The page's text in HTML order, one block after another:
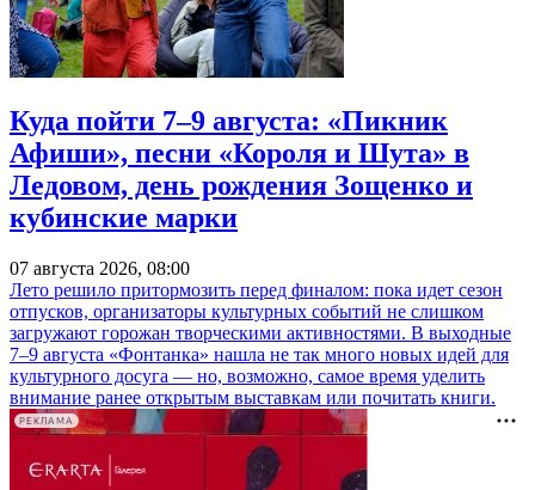
Куда пойти 7–9 августа: «Пикник
Афиши», песни «Короля и Шута» в
Ледовом, день рождения Зощенко и
кубинские марки
07 августа 2026, 08:00
Лето решило притормозить перед финалом: пока идет сезон
отпусков, организаторы культурных событий не слишком
загружают горожан творческими активностями. В выходные
7–9 августа «Фонтанка» нашла не так много новых идей для
культурного досуга — но, возможно, самое время уделить
внимание ранее открытым выставкам или почитать книги.
РЕКЛАМА